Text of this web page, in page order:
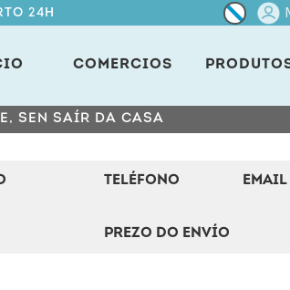
24H
COMERCIOS
SEN SAÍR DA CASA
TELÉFONO EMAIL
PREZO DO ENVÍO